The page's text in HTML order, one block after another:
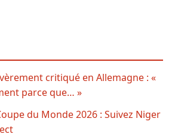
critiqué en Allemagne : «
parce que… »
du Monde 2026 : Suivez Niger